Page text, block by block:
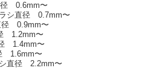
径 0.6mm〜
シ直径 0.7mm〜
径 0.9mm〜
1.2mm〜
1.4mm〜
1.6mm〜
直径 2.2mm〜